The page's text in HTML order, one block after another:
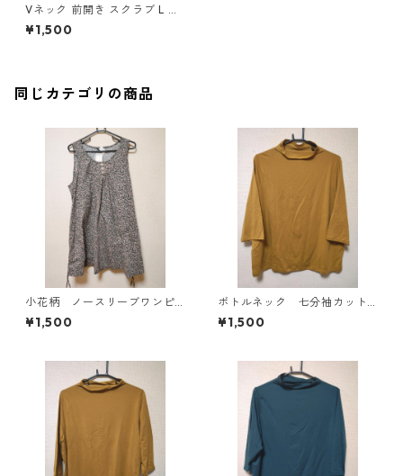
Vネック 前開き スクラブ L ホ
ワイト×ネイビー ◆KIY-1112◆
¥1,500
同じカテゴリの商品
小花柄 ノースリーブワンピ
ース ４Ｌ ブラック KAE-
4819
¥1,500
ボトルネック 七分袖カット
ソー ４Ｌ マスタード KA
E-4818
¥1,500